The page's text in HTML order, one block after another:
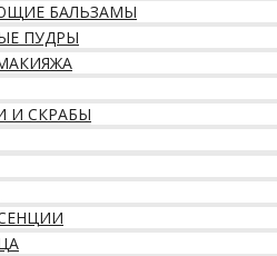
БАЛЬЗАМЫ
ПУДРЫ
И СКРАБЫ